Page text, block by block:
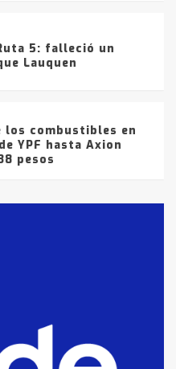
5: falleció un
Lauquen
los combustibles en
YPF hasta Axion
pesos
por
de drogas en la